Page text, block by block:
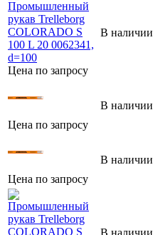
Цена по запросу
В наличии
Цена по запросу
В наличии
Цена по запросу
В наличии
В наличии